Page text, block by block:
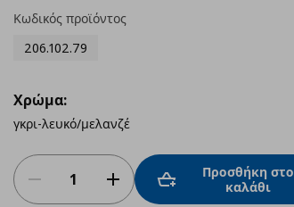
Κωδικός προϊόντος
206.102.79
Χρώμα:
γκρι-λευκό/μελανζέ
Προσθήκη στο
καλάθι